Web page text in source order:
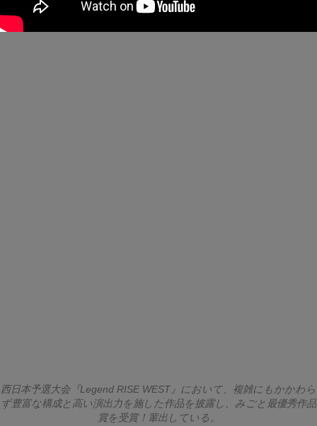
西日本予選大会『Legend RISE WEST』において、複雑にもかかわら
ず豊富な構成と高い演出力を施した作品を披露し、みごと最優秀作品
賞を受賞！輩出している。